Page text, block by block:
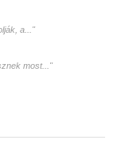
a..."
most..."